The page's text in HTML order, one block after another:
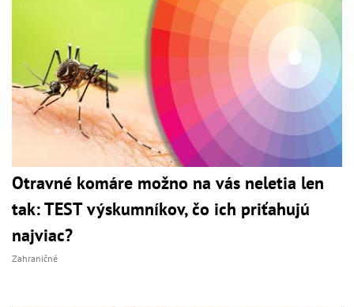
Otravné komáre možno na vás neletia len
tak: TEST výskumníkov, čo ich priťahujú
najviac?
Zahraničné